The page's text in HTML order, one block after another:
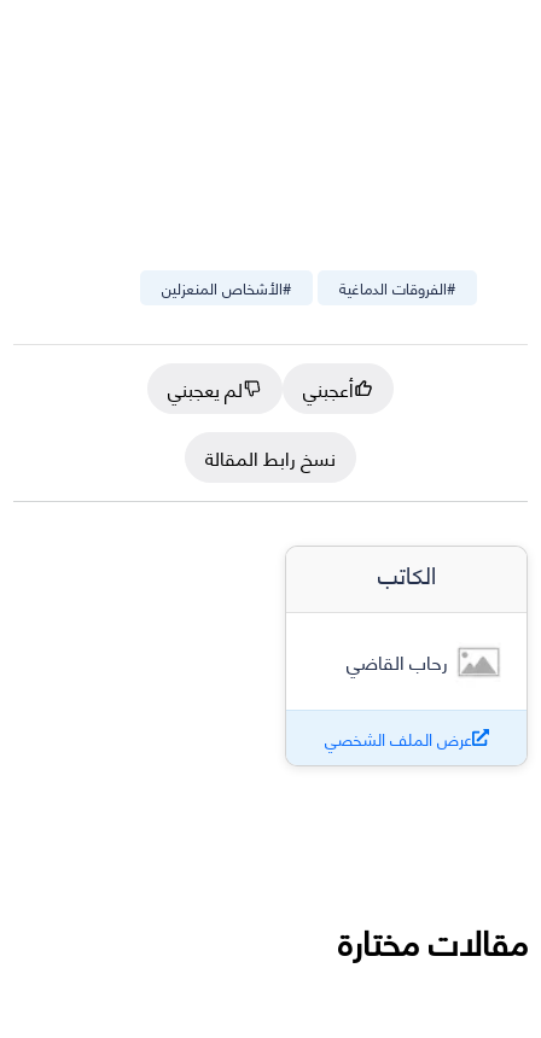
#الأشخاص المنعزلين #الفروقات الدماغية
أعجبني
لم يعجبني
نسخ رابط المقالة
الكاتب
رحاب القاضي
عرض الملف الشخصي
مقالات مختارة